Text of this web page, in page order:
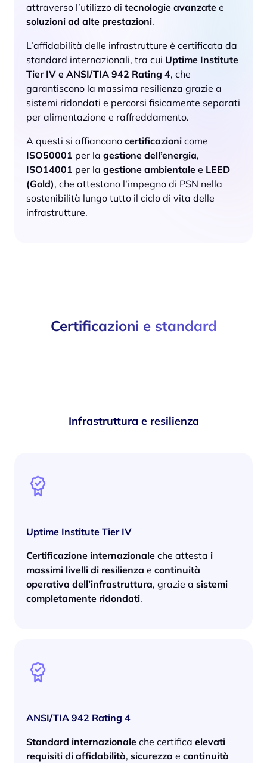
attraverso l’utilizzo di tecnologie avanzate e
soluzioni ad alte prestazioni.
L’affidabilità delle infrastrutture è certificata da
standard internazionali, tra cui Uptime Institute
Tier IV e ANSI/TIA 942 Rating 4, che
garantiscono la massima resilienza grazie a
sistemi ridondati e percorsi fisicamente separati
per alimentazione e raffreddamento.
A questi si affiancano certificazioni come
ISO50001 per la gestione dell’energia,
ISO14001 per la gestione ambientale e LEED
(Gold), che attestano l’impegno di PSN nella
sostenibilità lungo tutto il ciclo di vita delle
infrastrutture.
Certificazioni e standard
Infrastruttura e resilienza
Uptime Institute Tier IV
Certificazione internazionale che attesta i
massimi livelli di resilienza e continuità
operativa dell’infrastruttura, grazie a sistemi
completamente ridondati.
ANSI/TIA 942 Rating 4
Standard internazionale che certifica elevati
requisiti di affidabilità, sicurezza e continuità